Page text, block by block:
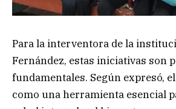
Para la interventora de la
Fernández, estas iniciativas son
fundamentales. Según expresó,
como una herramienta esencial